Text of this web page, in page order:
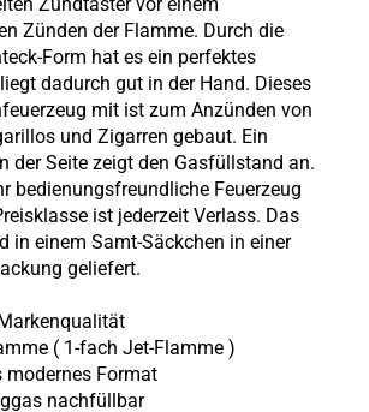
Zünden der Flamme. Durch die
Form hat es ein perfektes
dadurch gut in der Hand. Dieses
mit ist zum Anzünden von
und Zigarren gebaut. Ein
der Seite zeigt den Gasfüllstand an.
bedienungsfreundliche Feuerzeug
ist jederzeit Verlass. Das
in einem Samt-Säckchen in einer
geliefert.
(1-fach Jet-Flamme )
Format
nachfüllbar